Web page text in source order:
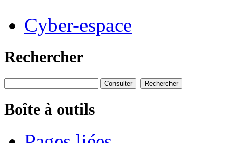
Cyber-espace
Rechercher
Boîte à outils